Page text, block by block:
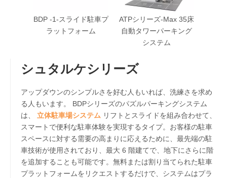
BDP -1-スライド駐車プ
ラットフォーム
ATPシリーズ-Max 35床
自動タワーパーキング
システム
シュタルケシリーズ
アップダウンのシンプルさを好む人もいれば、洗練さを求め
る人もいます。 BDPシリーズのパズルパーキングシステム
は、 立体駐車場システム リフトとスライドを組み合わせて、
スマートで便利な駐車体験を実現するタイプ。お客様の駐車
スペースに対する需要の高まりに応えるために、最先端の駐
車技術が使用されており、最大 6 階建てで、地下にさらに階
を追加することも可能です。無料または割り当てられた駐車
プラットフォームをリクエストするだけで、システムはプラ